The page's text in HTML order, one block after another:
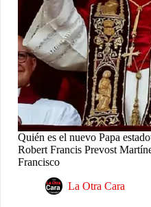
Quién es el nuevo Papa
Robert Francis Prevost
Francisco
La Otra Cara